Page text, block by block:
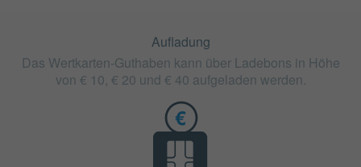
Aufladung
Das Wertkarten-Guthaben kann über Ladebons in Höhe
von € 10, € 20 und € 40 aufgeladen werden.